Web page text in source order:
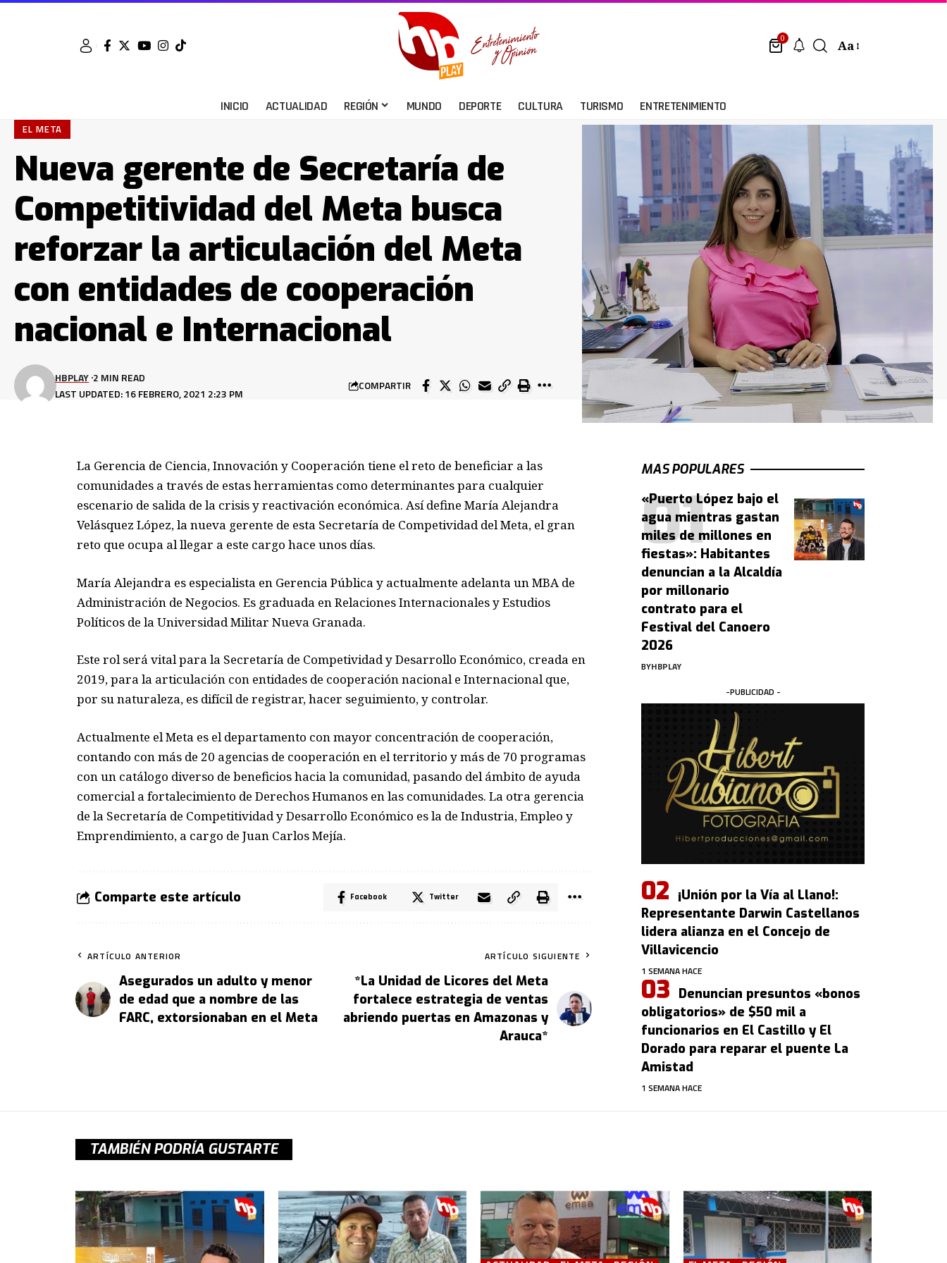
0 Aa
INICIO ACTUALIDAD REGIÓN MUNDO DEPORTE CULTURA TURISMO ENTRETENIMIENTO
EL META
Nueva gerente de Secretaría de
Competitividad del Meta busca
reforzar la articulación del Meta
con entidades de cooperación
nacional e Internacional
LAST UPDATED: 16 FEBRERO, 2021 2:23 PM
HBPLAY 2 MIN READ
COMPARTIR
La Gerencia de Ciencia, Innovación y Cooperación tiene el reto de beneficiar a las
comunidades a través de estas herramientas como determinantes para cualquier
escenario de salida de la crisis y reactivación económica. Así define María Alejandra
Velásquez López, la nueva gerente de esta Secretaría de Competividad del Meta, el gran
reto que ocupa al llegar a este cargo hace unos días.
María Alejandra es especialista en Gerencia Pública y actualmente adelanta un MBA de
Administración de Negocios. Es graduada en Relaciones Internacionales y Estudios
Políticos de la Universidad Militar Nueva Granada.
Este rol será vital para la Secretaría de Competividad y Desarrollo Económico, creada en
2019, para la articulación con entidades de cooperación nacional e Internacional que,
por su naturaleza, es difícil de registrar, hacer seguimiento, y controlar.
Actualmente el Meta es el departamento con mayor concentración de cooperación,
contando con más de 20 agencias de cooperación en el territorio y más de 70 programas
con un catálogo diverso de beneficios hacia la comunidad, pasando del ámbito de ayuda
comercial a fortalecimiento de Derechos Humanos en las comunidades. La otra gerencia
de la Secretaría de Competitividad y Desarrollo Económico es la de Industria, Empleo y
Emprendimiento, a cargo de Juan Carlos Mejía.
Comparte este artículo Facebook Twitter
ARTÍCULO ANTERIOR
Asegurados un adulto y menor
de edad que a nombre de las
FARC, extorsionaban en el Meta
ARTÍCULO SIGUIENTE
*La Unidad de Licores del Meta
fortalece estrategia de ventas
abriendo puertas en Amazonas y
Arauca*
MAS POPULARES
«Puerto López bajo el
agua mientras gastan
miles de millones en
fiestas»: Habitantes
denuncian a la Alcaldía
por millonario
contrato para el
Festival del Canoero
2026
BYHBPLAY
-PUBLICIDAD -
¡Unión por la Vía al Llano!:
Representante Darwin Castellanos
lidera alianza en el Concejo de
Villavicencio
1 SEMANA HACE
Denuncian presuntos «bonos
obligatorios» de $50 mil a
funcionarios en El Castillo y El
Dorado para reparar el puente La
Amistad
1 SEMANA HACE
TAMBIÉN PODRÍA GUSTARTE